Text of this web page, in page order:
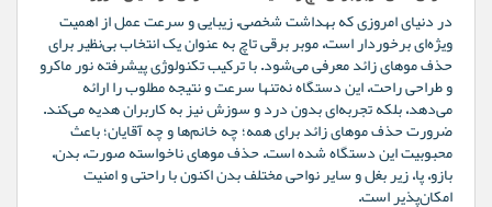
در دنیای امروزی که بهداشت شخصی، زیبایی و سرعت عمل از اهمیت
ویژه‌ای برخوردار است، موبر برقی تاچ به عنوان یک انتخاب بی‌نظیر برای
حذف موهای زائد معرفی می‌شود. با ترکیب تکنولوژی پیشرفته نور ماکرو
و طراحی راحت، این دستگاه نه‌تنها سرعت و نتیجه مطلوب را ارائه
می‌دهد، بلکه تجربه‌ای بدون درد و سوزش نیز به کاربران هدیه می‌کند.
ضرورت حذف موهای زائد برای همه؛ چه خانم‌ها و چه آقایان؛ باعث
محبوبیت این دستگاه شده است. حذف موهای ناخواسته صورت، بدن،
بازو، پا، زیر بغل و سایر نواحی مختلف بدن اکنون با راحتی و امنیت
امکان‌پذیر است.